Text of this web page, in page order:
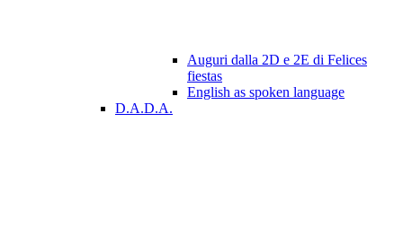
Auguri dalla 2D e 2E di Felices
fiestas
English as spoken language
D.A.D.A.